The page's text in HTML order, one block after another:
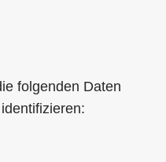
folgenden Daten